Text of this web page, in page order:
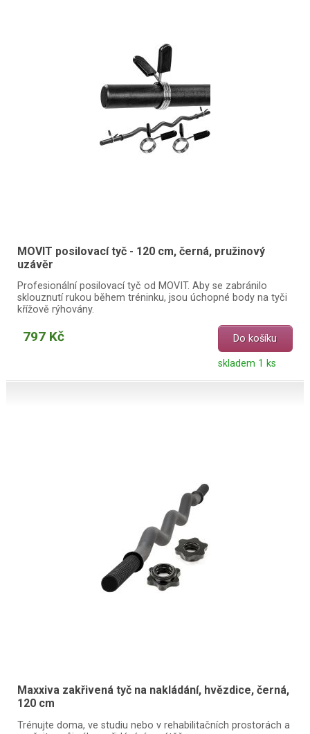
MOVIT posilovací tyč - 120 cm, černá, pružinový
uzávěr
Profesionální posilovací tyč od MOVIT. Aby se zabránilo
sklouznutí rukou během tréninku, jsou úchopné body na tyči
křížově rýhovány.
797 Kč Do košíku
skladem 1 ks
Maxxiva zakřivená tyč na nakládání, hvězdice, černá,
120 cm
Trénujte doma, ve studiu nebo v rehabilitačních prostorách a